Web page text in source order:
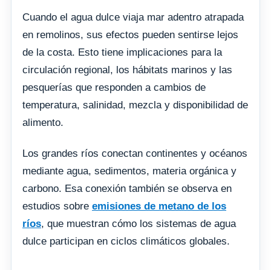
Cuando el agua dulce viaja mar adentro atrapada
en remolinos, sus efectos pueden sentirse lejos
de la costa. Esto tiene implicaciones para la
circulación regional, los hábitats marinos y las
pesquerías que responden a cambios de
temperatura, salinidad, mezcla y disponibilidad de
alimento.
Los grandes ríos conectan continentes y océanos
mediante agua, sedimentos, materia orgánica y
carbono. Esa conexión también se observa en
estudios sobre emisiones de metano de los
ríos, que muestran cómo los sistemas de agua
dulce participan en ciclos climáticos globales.